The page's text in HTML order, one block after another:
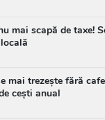
mai scapă de taxe!
mai trezește fără
cești anual